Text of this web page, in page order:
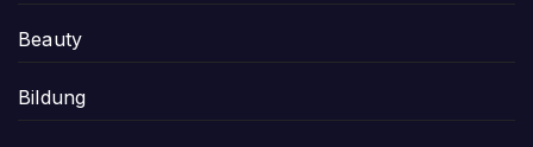
Beauty
Bildung